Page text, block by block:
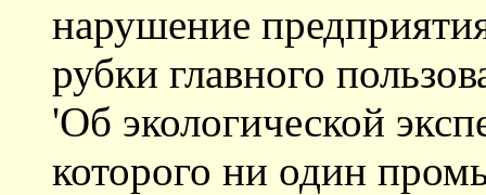
нарушение
рубки главного
'Об экологической
которого ни один